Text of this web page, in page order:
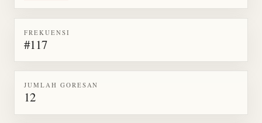
FREKUENSI
#117
JUMLAH GORESAN
12